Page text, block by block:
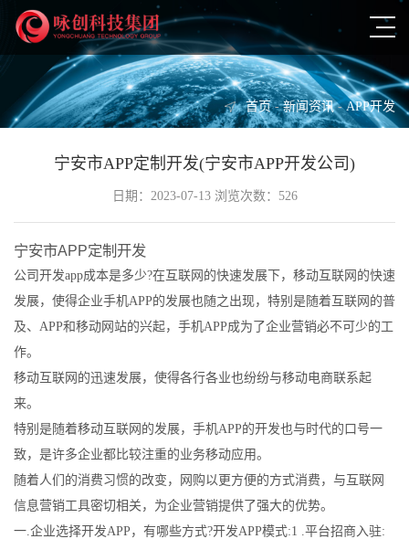
首页 - 新闻资讯 - APP开发
宁安市APP定制开发(宁安市APP开发公司)
日期：2023-07-13 浏览次数：526
宁安市APP定制开发
公司开发app成本是多少?在互联网的快速发展下，移动互联网的快速
发展，使得企业手机APP的发展也随之出现，特别是随着互联网的普
及、APP和移动网站的兴起，手机APP成为了企业营销必不可少的工
作。
移动互联网的迅速发展，使得各行各业也纷纷与移动电商联系起
来。
特别是随着移动互联网的发展，手机APP的开发也与时代的口号一
致，是许多企业都比较注重的业务移动应用。
随着人们的消费习惯的改变，网购以更方便的方式消费，与互联网
信息营销工具密切相关，为企业营销提供了强大的优势。
一.企业选择开发APP，有哪些方式?开发APP模式:1 .平台招商入驻: